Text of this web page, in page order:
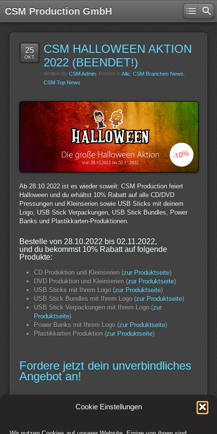
Cookie Einstellungen
CSM Production GmbH
25
OKT.
CSM HALLOWEEN AKTION
2022 (BEENDET!)
Written by CSM Admin . Posted in Alle CSM Branchen News
CSM Top News
Ab 28.10.2022 ist es wieder soweit: CSM Production feiert
Halloween und du erhältst 10% Rabatt auf alle CD/DVD
Pressungen und Kleinserien sowie USB Sticks mit deinem
Logo, USB Stick Verpackungen, USB Stick Bundles, Power
Banks und Plastikkarten-Produktionen.
Bestelle von 28.10.2022 bis 02.11.2022,
und du bekommst 10% Rabatt auf folgende
Produkte:
CD Produktion und Kleinserien (zur Produktseite)
DVD Produktion und Kleinserien (zur Produktseite)
USB Sticks mit Ihrem Logo (zur Produktseite)
USB Stick Bundles mit Ihrem Logo (zur Produktseite)
USB Stick Verpackungen mit Ihrem Logo (zur
Produktseite)
Power Banks mit Ihrem Logo (zur Produktseite)
Plastikkarten Produktion (zur Produktseite)
Fordere jetzt dein unverbindliches
Angebot an!
Continue Reading